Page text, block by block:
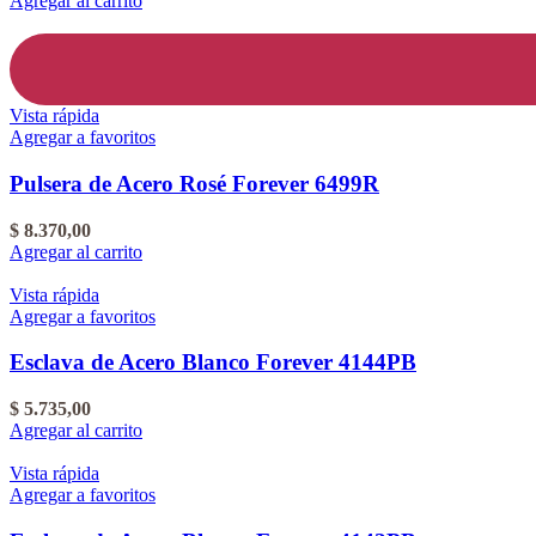
Vista rápida
Agregar a favoritos
Pulsera de Acero Rosé Forever 6499R
$ 8.370,00
Agregar al carrito
Vista rápida
Agregar a favoritos
Esclava de Acero Blanco Forever 4144PB
$ 5.735,00
Agregar al carrito
Vista rápida
Agregar a favoritos